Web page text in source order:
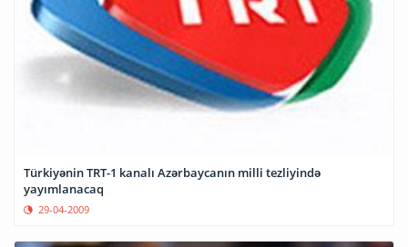
Türkiyənin TRT-1 kanalı Azərbaycanın milli tezliyində
yayımlanacaq
29-04-2009